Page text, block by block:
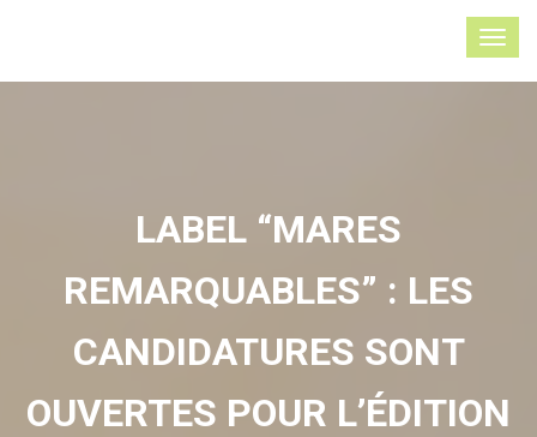
LABEL “MARES
REMARQUABLES” : LES
CANDIDATURES SONT
OUVERTES POUR L’ÉDITION